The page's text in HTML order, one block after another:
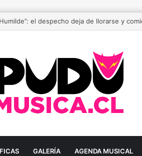
más grande de Chile está de vuelta
GALERÍA AGENDA MUSICAL